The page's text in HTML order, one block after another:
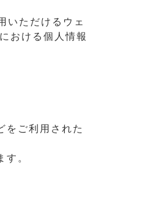
いただけるウェ
おける個人情報
をご利用された
。